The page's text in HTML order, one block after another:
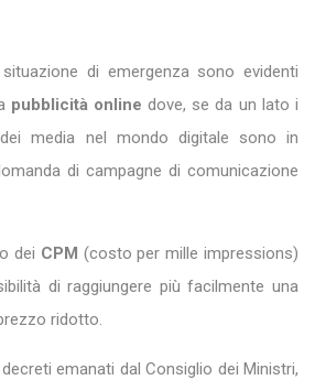
di emergenza sono evidenti
pubblicità online dove, se da un lato i
dei media nel mondo digitale sono in
di campagne di comunicazione
dei CPM (costo per mille impressions)
di raggiungere più facilmente una
ridotto.
emanati dal Consiglio dei Ministri,